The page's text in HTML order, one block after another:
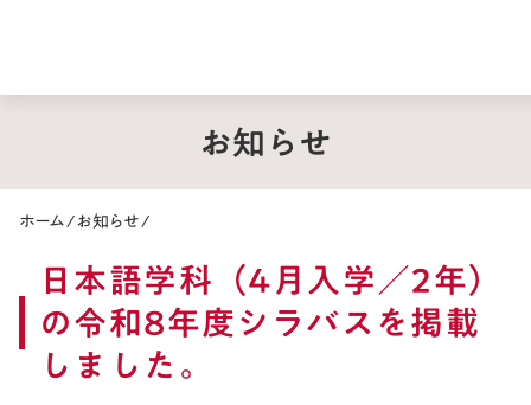
お知らせ
ホーム/お知らせ/
日本語学科（4月入学／2年）
の令和8年度シラバスを掲載
しました。